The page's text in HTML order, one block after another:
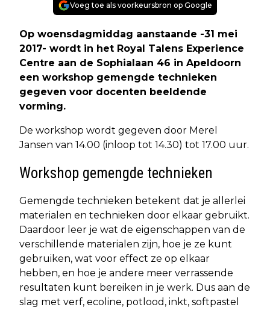
Voeg toe als voorkeursbron op Google
Op woensdagmiddag aanstaande -31 mei
2017- wordt in het Royal Talens Experience
Centre aan de Sophialaan 46 in Apeldoorn
een workshop gemengde technieken
gegeven voor docenten beeldende
vorming.
De workshop wordt gegeven door Merel
Jansen van 14.00 (inloop tot 14.30) tot 17.00 uur.
Workshop gemengde technieken
Gemengde technieken betekent dat je allerlei
materialen en technieken door elkaar gebruikt.
Daardoor leer je wat de eigenschappen van de
verschillende materialen zijn, hoe je ze kunt
gebruiken, wat voor effect ze op elkaar
hebben, en hoe je andere meer verrassende
resultaten kunt bereiken in je werk. Dus aan de
slag met verf, ecoline, potlood, inkt, softpastel